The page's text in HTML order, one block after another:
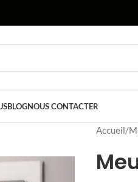
BLOGNOUS CONTACTER
Accueil